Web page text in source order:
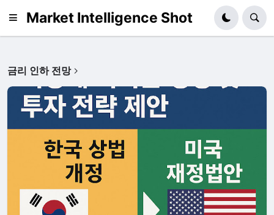
Market Intelligence Shot
금리 인하 전망